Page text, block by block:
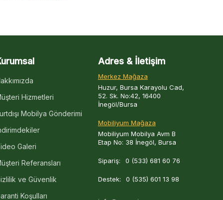
Hizmetleri
Mobilya Gönderimi
Galeri
Referansları
ve Güvenlik
Koşulları
Adres & İletişim
Merkez Mağaza
Huzur, Bursa Karayolu Cad,
52. Sk. No:42, 16400
İnegöl/Bursa
Mobiliyum Mağaza
Mobiliyum Mobilya Avm B
Etap No: 38 İnegöl, Bursa
Sipariş: 0 (533) 681 60 76
Destek: 0 (535) 601 13 98